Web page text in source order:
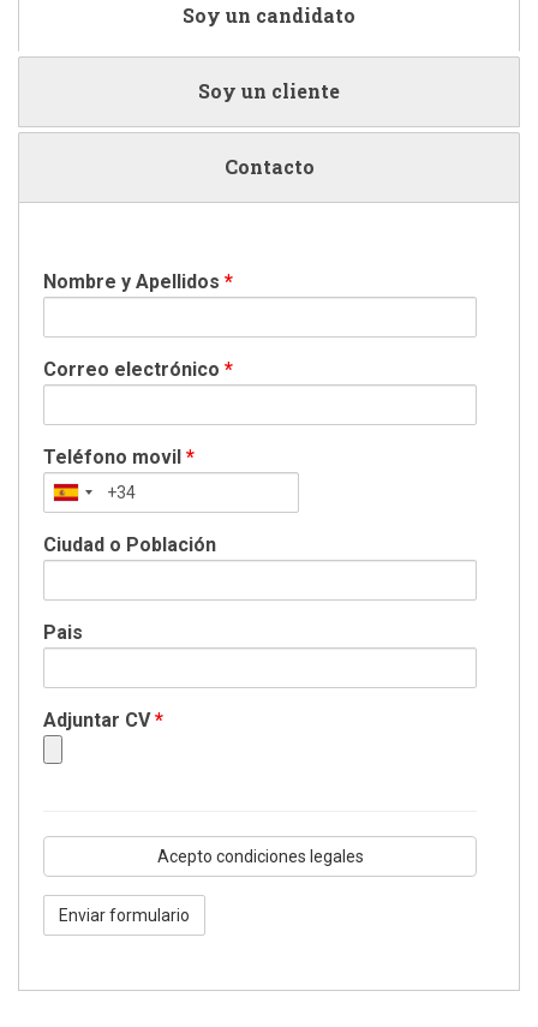
Soy un candidato
Soy un cliente
Contacto
Nombre y Apellidos *
Correo electrónico *
Teléfono movil *
Ciudad o Población
Pais
Adjuntar CV*
Condiciones
legales
Acepto condiciones legales